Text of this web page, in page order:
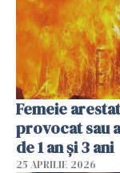
Femeie
provocat sau
de 1 an și 3 ani
25 APRILIE 2026